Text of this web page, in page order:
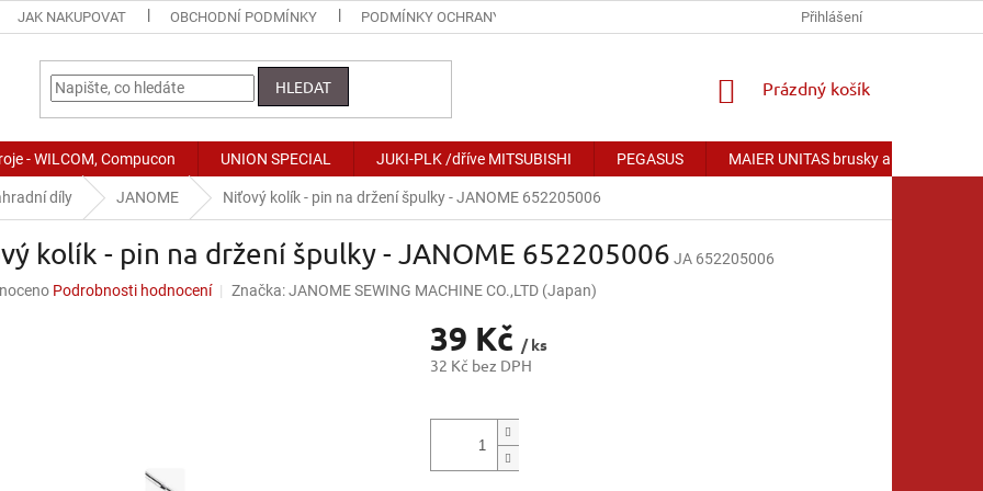
JAK NAKUPOVAT OBCHODNÍ PODMÍNKY PODMÍNKY OCHRANY OSOBNÍCH ÚDAJŮ Přihlášení
HLEDAT
NÁKUPNÍ
Prázdný košík
- WILCOM, Compucon UNION SPECIAL JUKI-PLK /dříve MITSUBISHI PEGASUS MAIER UNITAS brusky a příslušenství
díly JANOME Niťový kolík - pin na držení špulky - JANOME 652205006
kolík - pin na držení špulky - JANOME 652205006 JA 652205006
Podrobnosti hodnocení Značka:JANOME SEWING MACHINE CO.,LTD (Japan)
39 Kč / ks
32 Kč bez DPH
cena: